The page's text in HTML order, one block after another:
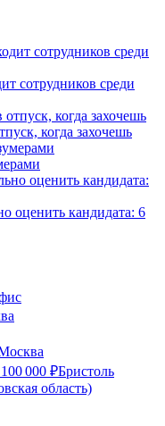
сотрудников среди
когда захочешь
оценить кандидата: 6
100 000 ₽Бристоль
область)